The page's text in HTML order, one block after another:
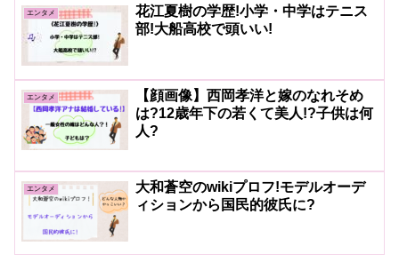
エンタメ
花江夏樹の学歴!小学・中学はテニス
部!大船高校で頭いい!
エンタメ
【顔画像】西岡孝洋と嫁のなれそめ
は?12歳年下の若くて美人!?子供は何
人?
エンタメ
大和蒼空のwikiプロフ!モデルオーデ
ィションから国民的彼氏に?